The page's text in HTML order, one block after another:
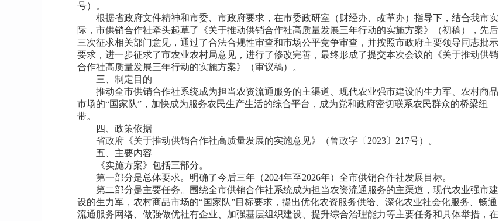
号）。
根据省政府文件精神和市委、市政府要求，在市委政研室（财经办、改革办）指导下，结合我市实
际，市供销合作社牵头起草了《关于推动供销合作社高质量发展三年行动的实施方案》（初稿），先后
三次征求相关部门意见，通过了合法合规性审查和市场公平竞争审查，并按照市政府主要领导同志批示
要求，进一步征求了市农业农村局意见，进行了修改完善，最终形成了提交本次会议的《关于推动供销
合作社高质量发展三年行动的实施方案》（审议稿）。
三、制定目的
推动全市供销合作社系统成为担当农资流通服务的主渠道、现代农业强市建设的生力军、农村商品
市场的“国家队”，加快成为服务农民生产生活的综合平台，成为党和政府密切联系农民群众的桥梁纽
带。
四、政策依据
省政府《关于推动供销合作社高质量发展的实施意见》（鲁政字〔2023〕217号）。
五、主要内容
《实施方案》包括三部分。
第一部分是总体要求。明确了今后三年（2024年至2026年）全市供销合作社发展目标。
第二部分是主要任务。围绕全市供销合作社系统成为担当农资流通服务的主渠道，现代农业强市建
设的生力军，农村商品市场的“国家队”目标要求，提出优化农资服务供给、深化农业社会化服务、畅通
流通服务网络、做强做优社有企业、加强基层组织建设、提升综合治理能力等主要任务和具体举措，在